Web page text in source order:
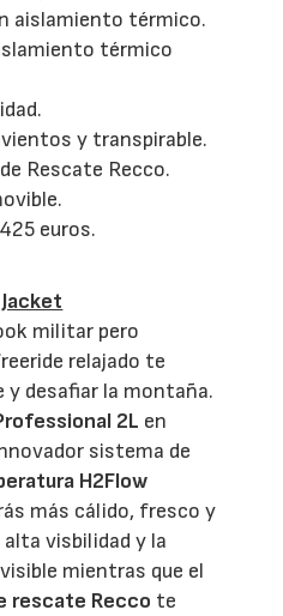
aislamiento térmico.
térmico
y transpirable.
Rescate Recco.
euros.
militar pero
relajado te
desafiar la montaña.
2L en
sistema de
H2Flow
más cálido, fresco y
visbilidad y la
mientras que el
rescate Recco te